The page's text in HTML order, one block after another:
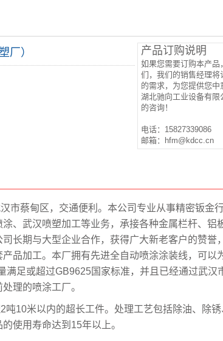
厂） 产品订购说明
如果您需要订购本产品
们，我们的销售经理将
的需求，为您提供您中
湖北驰向工业设备有限
的咨询！
电话：15827339086
邮箱：hfm@kdcc.cn
市蔡甸区，交通便利。本公司专业从事精密钣金
、武汉喷塑加工等业务，承接各种金属栏杆、铝
长期与大型企业合作，获得广大新老客户的赞誉
品加工。本厂拥有先进全自动喷涂涂装线，可以
足或超过GB9625国家标准，并且已经通过武汉
理的喷涂工厂。
10米以内的超长工件。处理工艺包括除油、除锈
使用寿命达到15年以上。